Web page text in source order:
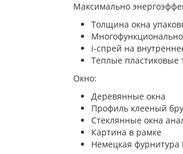
Максимально
Толщина окна
i-спрей на
Теплые
Окно:
Деревянные окна
Профиль клееный
Стеклянные окна
Картина в рамке
Немецкая фурнитура